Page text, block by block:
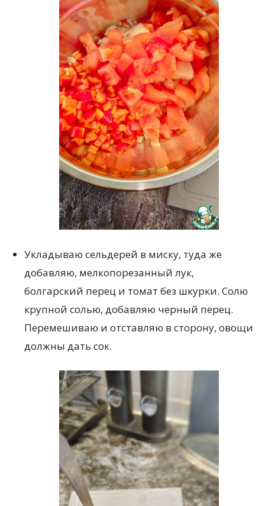
Укладываю сельдерей в миску, туда же
добавляю, мелкопорезанный лук,
болгарский перец и томат без шкурки. Солю
крупной солью, добавляю черный перец.
Перемешиваю и отставляю в сторону, овощи
должны дать сок.